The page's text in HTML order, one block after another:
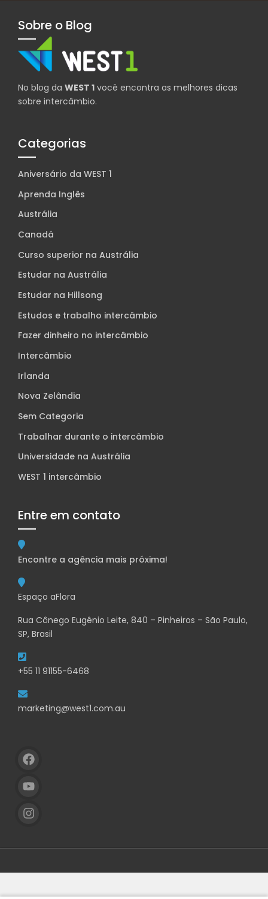
Sobre o Blog
No blog da WEST 1 você encontra as melhores dicas
sobre intercâmbio.
Categorias
Aniversário da WEST 1
Aprenda Inglês
Austrália
Canadá
Curso superior na Austrália
Estudar na Austrália
Estudar na Hillsong
Estudos e trabalho intercâmbio
Fazer dinheiro no intercâmbio
Intercâmbio
Irlanda
Nova Zelândia
Sem Categoria
Trabalhar durante o intercâmbio
Universidade na Austrália
WEST 1 intercâmbio
Entre em contato
Encontre a agência mais próxima!
Espaço aFlora
Rua Cônego Eugênio Leite, 840 – Pinheiros – São Paulo,
SP, Brasil
+55 11 91155-6468
marketing@west1.com.au